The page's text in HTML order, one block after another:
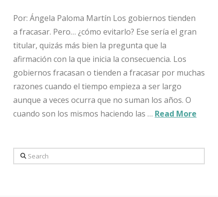
Por: Ángela Paloma Martín Los gobiernos tienden
a fracasar. Pero… ¿cómo evitarlo? Ese sería el gran
titular, quizás más bien la pregunta que la
afirmación con la que inicia la consecuencia. Los
gobiernos fracasan o tienden a fracasar por muchas
razones cuando el tiempo empieza a ser largo
aunque a veces ocurra que no suman los años. O
cuando son los mismos haciendo las … Read More
Search